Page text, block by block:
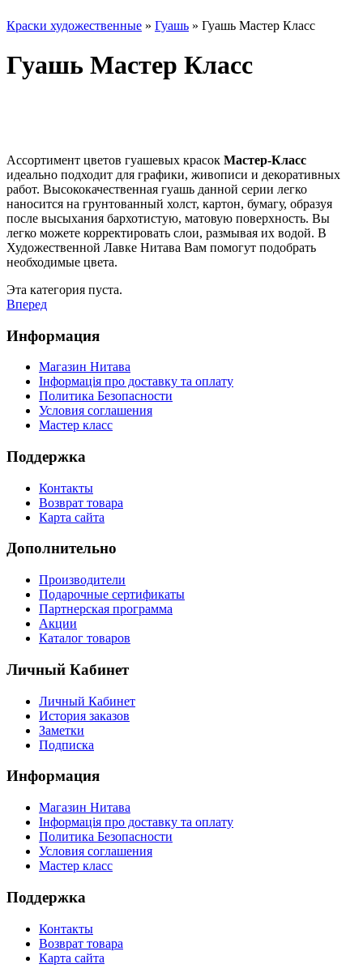
Краски художественные » Гуашь » Гуашь Мастер Класс
Гуашь Мастер Класс
Ассортимент цветов гуашевых красок Мастер-Класс
идеально подходит для графики, живописи и декоративных
работ. Высококачественная гуашь данной серии легко
наносится на грунтованный холст, картон, бумагу, образуя
после высыхания бархотистую, матовую поверхность. Вы
легко можете корректировать слои, размывая их водой. В
Художественной Лавке Нитава Вам помогут подобрать
необходимые цвета.
Эта категория пуста.
Вперед
Информация
Магазин Нитава
Інформація про доставку та оплату
Политика Безопасности
Условия соглашения
Мастер класс
Поддержка
Контакты
Возврат товара
Карта сайта
Дополнительно
Производители
Подарочные сертификаты
Партнерская программа
Акции
Каталог товаров
Личный Кабинет
Личный Кабинет
История заказов
Заметки
Подписка
Информация
Магазин Нитава
Інформація про доставку та оплату
Политика Безопасности
Условия соглашения
Мастер класс
Поддержка
Контакты
Возврат товара
Карта сайта